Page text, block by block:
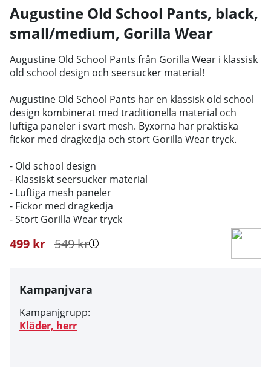
Augustine Old School Pants, black,
small/medium, Gorilla Wear
Augustine Old School Pants från Gorilla Wear i klassisk
old school design och seersucker material!
Augustine Old School Pants har en klassisk old school
design kombinerat med traditionella material och
luftiga paneler i svart mesh. Byxorna har praktiska
fickor med dragkedja och stort Gorilla Wear tryck.
- Old school design
- Klassiskt seersucker material
- Luftiga mesh paneler
- Fickor med dragkedja
- Stort Gorilla Wear tryck
549kr
499 kr
Kampanjvara
Kampanjgrupp:
Kläder, herr